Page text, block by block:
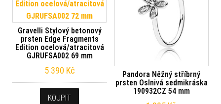
Gravelli Stylový betonový
prsten Edge Fragments
Edition ocelová/atracitová
GJRUFSA002 69 mm
5 390 Kč
KOUPIT
Pandora Něžný stříbrný
prsten Oslnivá sedmikráska
190932CZ 54 mm